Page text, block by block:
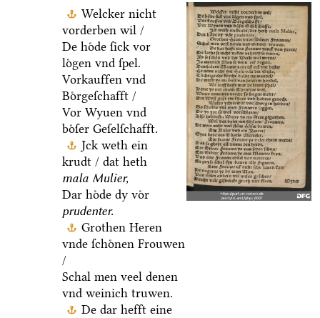
Welcker nicht
vorderben wil /
De hoͤde ſick vor
loͤgen vnd ſpel.
Vorkauffen vnd
Boͤrgeſchafft /
Vor Wyuen vnd
boͤſer Geſelſchafft.
Jck weth ein
krudt / dat heth
mala Mulier,
Dar hoͤde dy voͤr
prudenter.
Grothen Heren
vnde ſchoͤnen Frouwen
/
Schal men veel denen
vnd weinich truwen.
De dar hefft eine